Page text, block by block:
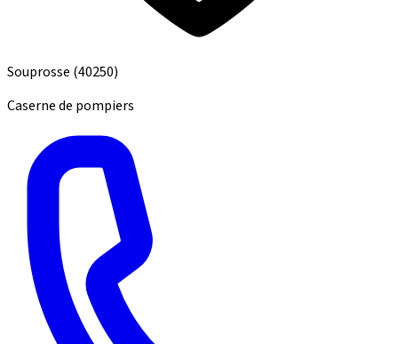
Souprosse (40250)
Caserne de pompiers